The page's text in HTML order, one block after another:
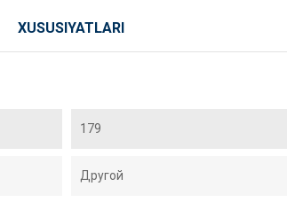
XUSUSIYATLARI
179
Другой